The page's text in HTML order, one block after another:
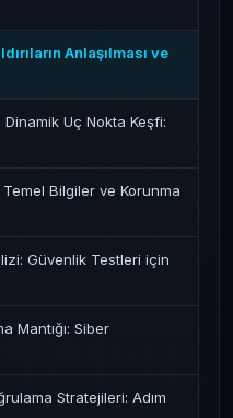
Anlaşılması ve
Dinamik Uç Nokta Keşfi:
Bilgiler ve Korunma
Güvenlik Testleri için
Mantığı: Siber
Stratejileri: Adım